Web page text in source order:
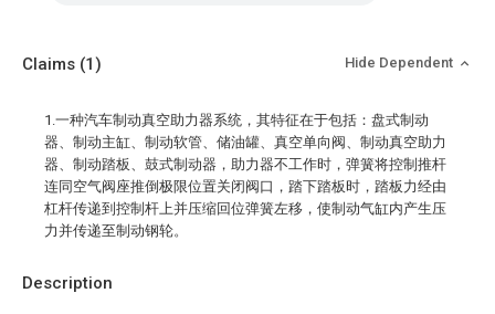
Description
Claims (1) Hide Dependent
1.一种汽车制动真空助力器系统，其特征在于包括：盘式制动
器、制动主缸、制动软管、储油罐、真空单向阀、制动真空助力
器、制动踏板、鼓式制动器，助力器不工作时，弹簧将控制推杆
连同空气阀座推倒极限位置关闭阀口，踏下踏板时，踏板力经由
杠杆传递到控制杆上并压缩回位弹簧左移，使制动气缸内产生压
力并传递至制动钢轮。